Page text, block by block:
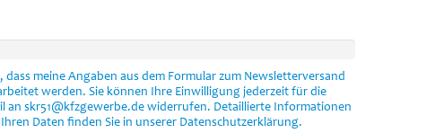
dass meine Angaben aus dem Formular zum Newsletterversand
werden. Sie können Ihre Einwilligung jederzeit für die
an skr51@kfzgewerbe.de widerrufen. Detaillierte Informationen
Daten finden Sie in unserer Datenschutzerklärung.